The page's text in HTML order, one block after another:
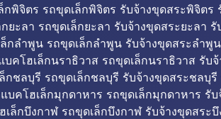
กพิจิตร รถขุดเล็กพิจิตร รับจ้างขุดสระพิจิตร
ยะลา รถขุดเล็กยะลา รับจ้างขุดสระยะลา
กลำพูน รถขุดเล็กลำพูน รับจ้างขุดสระลำพู
คโฮเล็กนราธิวาส รถขุดเล็กนราธิวาส รั
กชลบุรี รถขุดเล็กชลบุรี รับจ้างขุดสระชลบุ
บคโฮเล็กมุกดาหาร รถขุดเล็กมุกดาหาร รั
ล็กบึงกาฬ รถขุดเล็กบึงกาฬ รับจ้างขุดสระ